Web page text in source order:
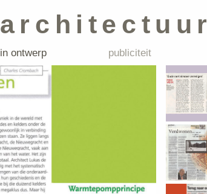
architectuur
in ontwerp publiciteit